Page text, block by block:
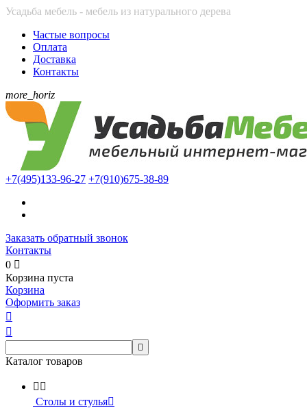
Усадьба мебель - мебель из натурального дерева
Частые вопросы
Оплата
Доставка
Контакты
more_horiz
+7(495)133-96-27 +7(910)675-38-89
Заказать обратный звонок
Контакты
0 
Корзина пуста
Корзина
Оформить заказ



Каталог товаров
 
Столы и стулья